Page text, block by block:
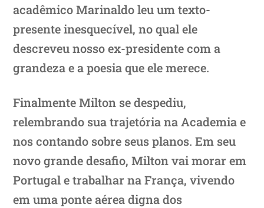
acadêmico Marinaldo leu um texto-
presente inesquecível, no qual ele
descreveu nosso ex-presidente com a
grandeza e a poesia que ele merece.
Finalmente Milton se despediu,
relembrando sua trajetória na Academia e
nos contando sobre seus planos. Em seu
novo grande desafio, Milton vai morar em
Portugal e trabalhar na França, vivendo
em uma ponte aérea digna dos